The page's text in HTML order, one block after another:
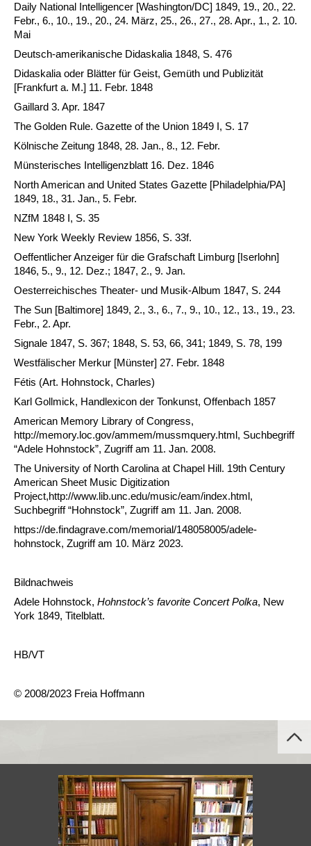
Daily National Intelligencer [Washington/DC] 1849, 19., 20., 22.
Febr., 6., 10., 19., 20., 24. März, 25., 26., 27., 28. Apr., 1., 2. 10.
Mai
Deutsch-amerikanische Didaskalia 1848, S. 476
Didaskalia oder Blätter für Geist, Gemüth und Publizität
[Frankfurt a. M.] 11. Febr. 1848
Gaillard 3. Apr. 1847
The Golden Rule. Gazette of the Union 1849 I, S. 17
Kölnische Zeitung 1848, 28. Jan., 8., 12. Febr.
Münsterisches Intelligenzblatt 16. Dez. 1846
North American and United States Gazette [Philadelphia/PA]
1849, 18., 31. Jan., 5. Febr.
NZfM 1848 I, S. 35
New York Weekly Review 1856, S. 33f.
Oeffentlicher Anzeiger für die Grafschaft Limburg [Iserlohn]
1846, 5., 9., 12. Dez.; 1847, 2., 9. Jan.
Oesterreichisches Theater- und Musik-Album 1847, S. 244
The Sun [Baltimore] 1849, 2., 3., 6., 7., 9., 10., 12., 13., 19., 23.
Febr., 2. Apr.
Signale 1847, S. 367; 1848, S. 53, 66, 341; 1849, S. 78, 199
Westfälischer Merkur [Münster] 27. Febr. 1848
Fétis (Art. Hohnstock, Charles)
Karl Gollmick, Handlexicon der Tonkunst, Offenbach 1857
American Memory Library of Congress,
http://memory.loc.gov/ammem/mussmquery.html, Suchbegriff
“Adele Hohnstock”, Zugriff am 11. Jan. 2008.
The University of North Carolina at Chapel Hill. 19th Century
American Sheet Music Digitization
Project,http://www.lib.unc.edu/music/eam/index.html,
Suchbegriff “Hohnstock”, Zugriff am 11. Jan. 2008.
https://de.findagrave.com/memorial/148058005/adele-
hohnstock, Zugriff am 10. März 2023.
Bildnachweis
Adele Hohnstock, Hohnstock’s favorite Concert Polka, New
York 1849, Titelblatt.
HB/VT
© 2008/2023 Freia Hoffmann